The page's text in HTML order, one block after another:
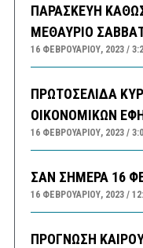
ΠΑΡΑΣΚΕΥΗ
ΜΕΘΑΥΡΙΟ
16 ΦΕΒΡΟΥΑΡΊΟΥ, 2023
ΠΡΩΤΟΣΕΛΙΔΑ
ΟΙΚΟΝΟΜΙΚΩΝ
16 ΦΕΒΡΟΥΑΡΊΟΥ, 2023
ΣΑΝ ΣΗΜΕΡΑ 16
16 ΦΕΒΡΟΥΑΡΊΟΥ, 2023
ΠΡΟΓΝΩΣΗ